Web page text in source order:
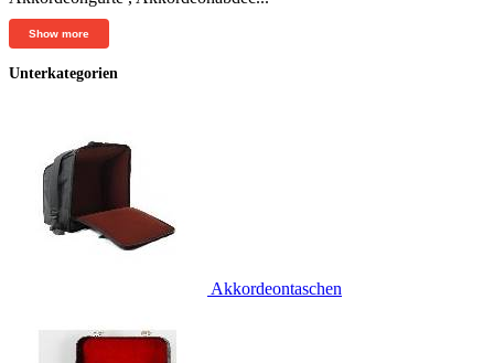
Show more
Unterkategorien
Akkordeontaschen